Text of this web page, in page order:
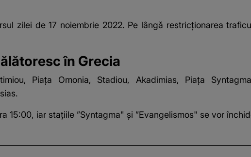
zilei de 17 noiembrie 2022. Pe lângă restricționarea
în Grecia
Piaţa Omonia, Stadiou, Akadimias, Piaţa
15:00, iar staţiile ”Syntagma" şi ”Evangelismos" se vor